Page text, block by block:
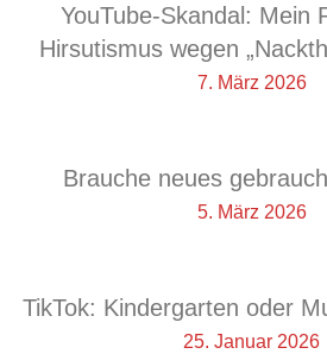
YouTube-Skandal: Mein
Hirsutismus wegen
7. März 2026
Brauche neues
5. März 2026
TikTok: Kindergarten oder
25. Januar 2026